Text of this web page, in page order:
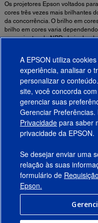
Os projetores Epson voltados
cores três vezes mais brilhantes
da concorrência. O brilho em
brilho em cores varia
provenientes da NPD, de junho
Informações de Segurança
Fixos ►
Produtos
Suporte
Links Sugeridos
Empresa
Conecte-se com a
A EPSON utiliza
experiência, analisar o
personalizar o
site, você concorda
gerenciar suas
Gerenciar Preferências.
Privacidade para saber
privacidade da EPSON.
Se desejar enviar uma
relação às suas
formulário de
Epson.